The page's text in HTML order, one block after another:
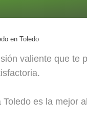
en Toledo
valiente que te
es la mejor